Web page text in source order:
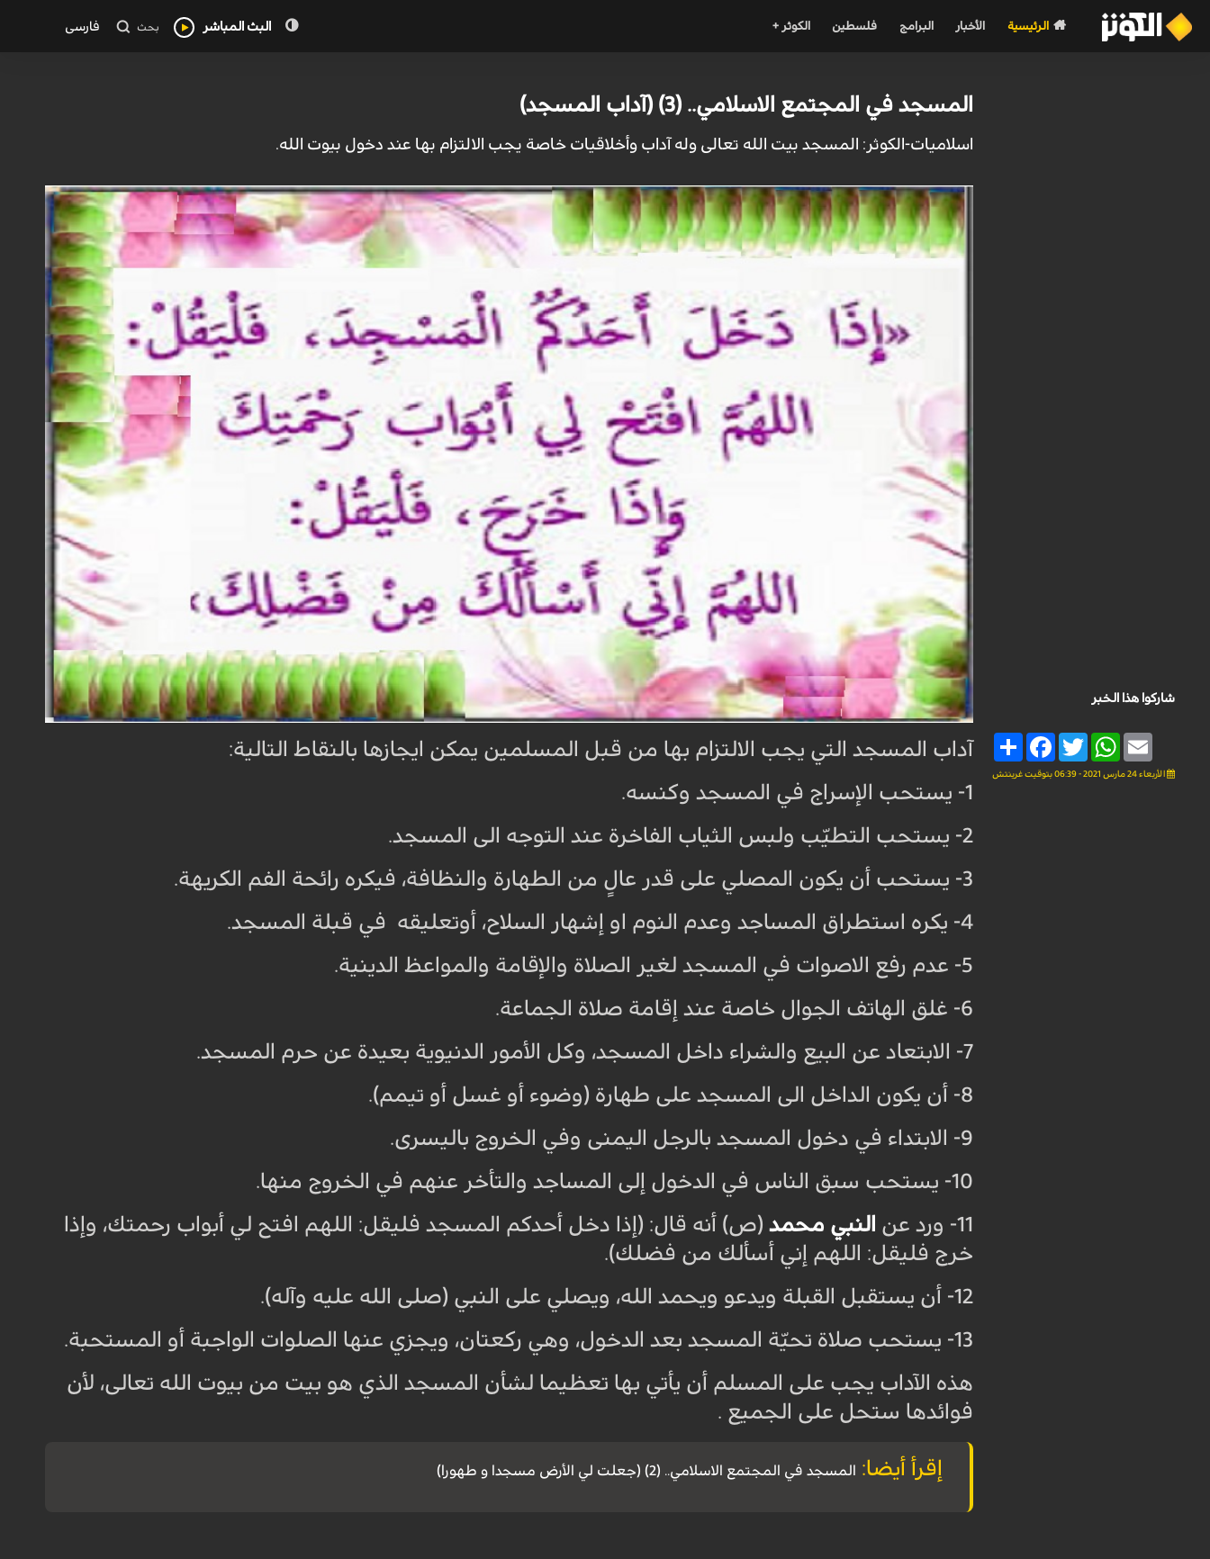
الرئيسية الأخبار البرامج فلسطين الكوثر + البث المباشر بحث فارسی
شاركوا هذا الخبر
Share
FacebookTwitter
WhatsAppEmail
الأربعاء 24 مارس 2021 - 06:39 بتوقيت غرينتش
المسجد في المجتمع الاسلامي.. (3) (آداب المسجد)
اسلاميات-الكوثر: المسجد بيت الله تعالى وله آداب وأخلاقيات خاصة يجب الالتزام بها عند دخول بيوت الله.
آداب المسجد التي يجب الالتزام بها من قبل المسلمين يمكن ايجازها بالنقاط التالية:
1- يستحب الإسراج في المسجد وكنسه.
2- يستحب التطيّب ولبس الثياب الفاخرة عند التوجه الى المسجد
.
3- يستحب أن يكون المصلي على قدر عالٍ من الطهارة والنظافة، فيكره رائحة الفم الكريهة.
4- يكره استطراق المساجد وعدم النوم او إشهار السلاح، أوتعليقه في قبلة المسجد.
5- عدم رفع الاصوات في المسجد لغير الصلاة والإقامة والمواعظ الدينية.
6- غلق الهاتف الجوال خاصة عند إقامة صلاة الجماعة.
7- الابتعاد عن البيع والشراء داخل المسجد، وكل الأمور الدنيوية بعيدة عن حرم المسجد.
8- أن يكون الداخل الى المسجد على طهارة (وضوء أو غسل أو تيمم)
.
9- الابتداء في دخول المسجد بالرجل اليمنى وفي الخروج باليسرى.
10- يستحب سبق الناس في الدخول إلى المساجد والتأخر عنهم في الخروج منها
.
11- ورد عن
النبي محمد(ص) أنه قال: (إذا دخل أحدكم المسجد فليقل: اللهم افتح لي أبواب رحمتك، وإذا
خرج فليقل: اللهم إني أسألك من فضلك).
12- أن يستقبل القبلة ويدعو ويحمد الله، ويصلي على النبي (صلى الله عليه وآله).
13- يستحب صلاة تحيّة المسجد بعد الدخول، وهي ركعتان، ويجزي عنها الصلوات الواجبة أو المستحبة
.
هذه الآداب يجب على المسلم أن يأتي بها تعظيما لشأن المسجد الذي هو بيت من بيوت الله تعالى، لأن
فوائدها ستحل على الجميع .
إقرأ أيضا: المسجد في المجتمع الاسلامي.. (2) (جعلت لي الأرض مسجدا و طهورا)